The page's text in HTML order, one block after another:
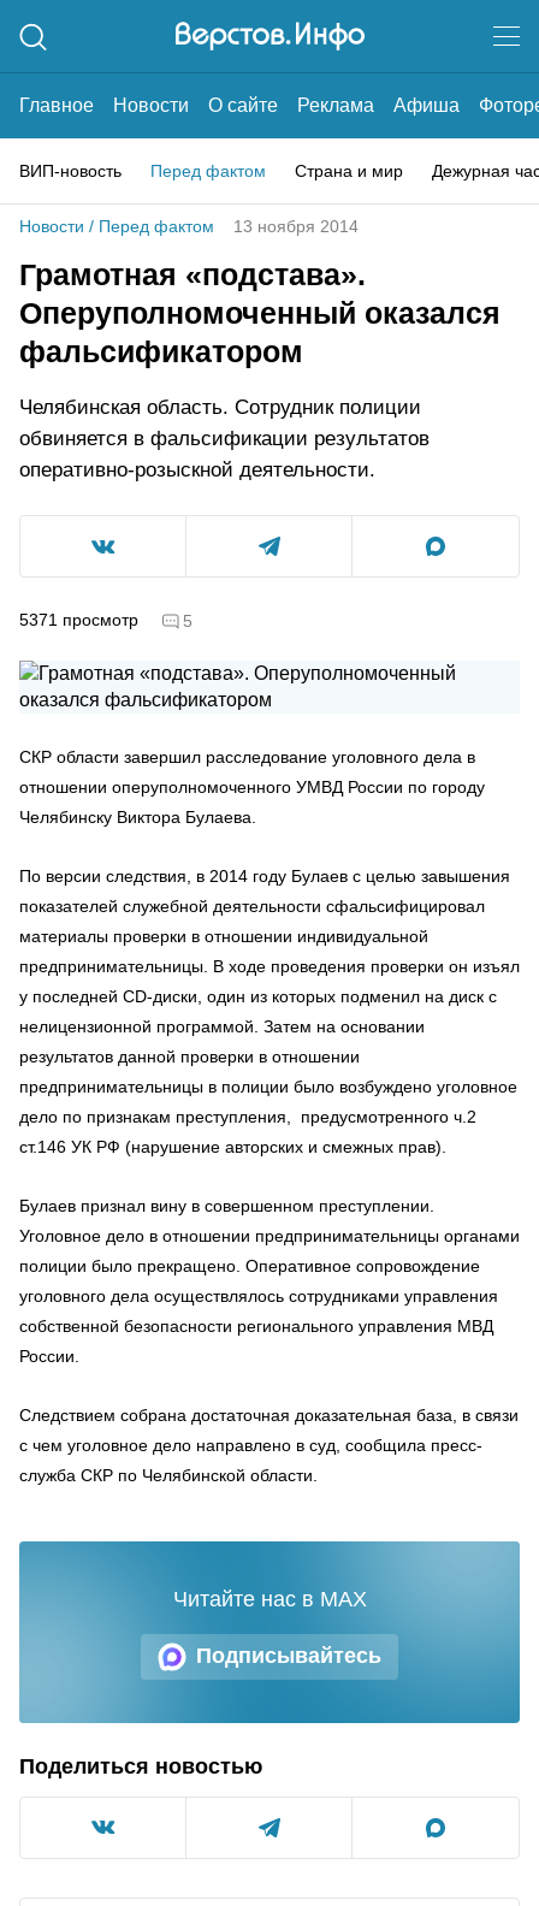
Главное Новости О сайте Реклама Афиша
ВИП-новость Перед фактом Страна и мир Дежурная
Новости / Перед фактом 13 ноября 2014
Грамотная «подстава».
Оперуполномоченный оказался
фальсификатором
Челябинская область. Сотрудник полиции
обвиняется в фальсификации результатов
оперативно-розыскной деятельности.
5371 просмотр 5
СКР области завершил расследование уголовного дела в
отношении оперуполномоченного УМВД России по городу
Челябинску Виктора Булаева.
По версии следствия, в 2014 году Булаев с целью завышения
показателей служебной деятельности сфальсифицировал
материалы проверки в отношении индивидуальной
предпринимательницы. В ходе проведения проверки он изъял
у последней CD-диски, один из которых подменил на диск с
нелицензионной программой. Затем на основании
результатов данной проверки в отношении
предпринимательницы в полиции было возбуждено уголовное
дело по признакам преступления, предусмотренного ч.2
ст.146 УК РФ (нарушение авторских и смежных прав).
Булаев признал вину в совершенном преступлении.
Уголовное дело в отношении предпринимательницы органами
полиции было прекращено. Оперативное сопровождение
уголовного дела осуществлялось сотрудниками управления
собственной безопасности регионального управления МВД
России.
Следствием собрана достаточная доказательная база, в связи
с чем уголовное дело направлено в суд, сообщила пресс-
служба СКР по Челябинской области.
Подписывайтесь
Читайте нас в MAX
Поделиться новостью